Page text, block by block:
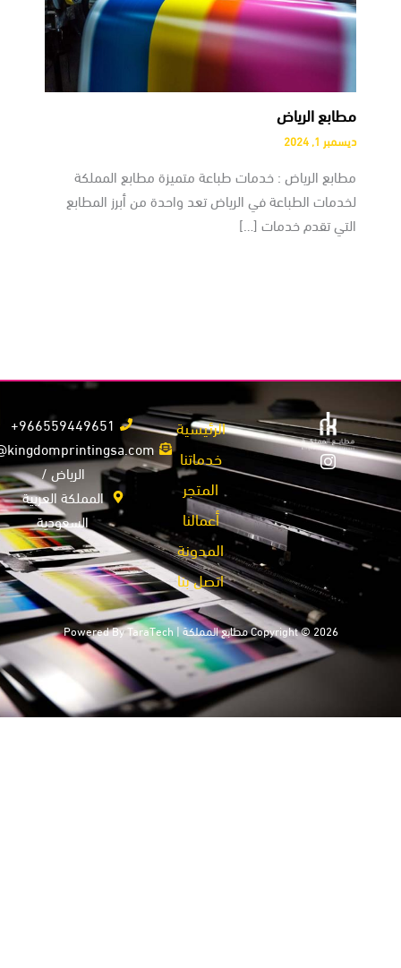
مطابع الرياض
ديسمبر 1, 2024
مطابع الرياض : خدمات طباعة متميزة مطابع المملكة
لخدمات الطباعة في الرياض تعد واحدة من أبرز المطابع
التي تقدم خدمات […]
الرئيسية
خدماتنا
المتجر
أعمالنا
المدونة
اتصل بنا
966559449651+
info@kingdomprintingsa.com
الرياض /
المملكة العربية
السعودية
Copyright © 2026 مطابع المملكة | Powered By TaraTech